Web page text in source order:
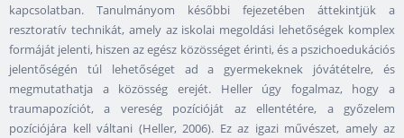
kapcsolatban. Tanulmányom későbbi fejezetében áttekintjük a
resztoratív technikát, amely az iskolai megoldási lehetőségek komplex
formáját jelenti, hiszen az egész közösséget érinti, és a pszichoedukációs
jelentőségén túl lehetőséget ad a gyermekeknek jóvátételre, és
megmutathatja a közösség erejét. Heller úgy fogalmaz, hogy a
traumapozíciót, a vereség pozícióját az ellentétére, a győzelem
pozíciójára kell váltani (Heller, 2006). Ez az igazi művészet, amely az